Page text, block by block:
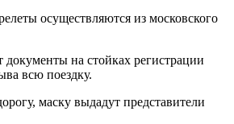
осуществляются из московского
на стойках регистрации
всю поездку.
маску выдадут представители